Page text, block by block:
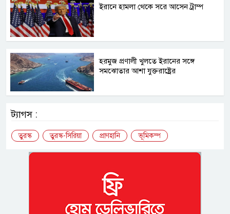
ইরানে হামলা থেকে সরে আসেন ট্রাম্প
হরমুজ প্রণালী খুলতে ইরানের সঙ্গে
সমঝোতার আশা যুক্তরাষ্ট্রের
ট্যাগস :
তুরস্ক তুরস্ক-সিরিয়া প্রাণহানি ভূমিকম্প